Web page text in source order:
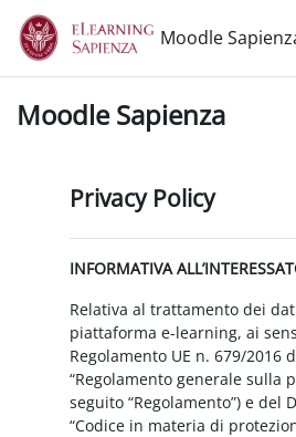
Vai al contenuto principale
Moodle
Moodle Sapienza
Privacy Policy
INFORMATIVA
Relativa al trattamento dei
piattaforma e-learning, ai
Regolamento UE n. 679/2016
“Regolamento generale sulla
seguito “Regolamento”) e del
“Codice in materia di